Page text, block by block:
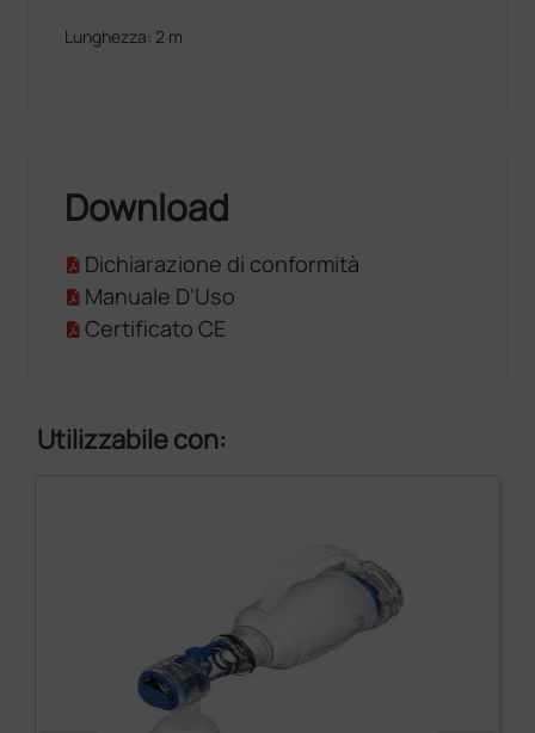
Lunghezza: 2 m
Download
Dichiarazione di conformità
Manuale D'Uso
Certificato CE
Utilizzabile con: